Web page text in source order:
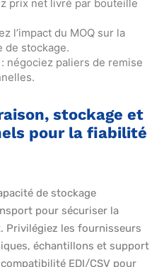
prix net livré par bouteille
l’impact du MOQ sur la
de stockage.
: négociez paliers de remise
stockage et
pour la fiabilité
de stockage
pour sécuriser la
Privilégiez les fournisseurs
échantillons et support
EDI/CSV pour